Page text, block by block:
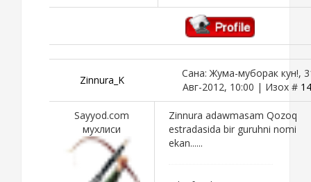
Zinnura_K
Сана: Жума-муборак кун!,
Авг-2012, 10:00 | Изох #
Sayyod.com
мухлиси
Zinnura adawmasam Qozoq
estradasida bir guruhni nomi
ekan......